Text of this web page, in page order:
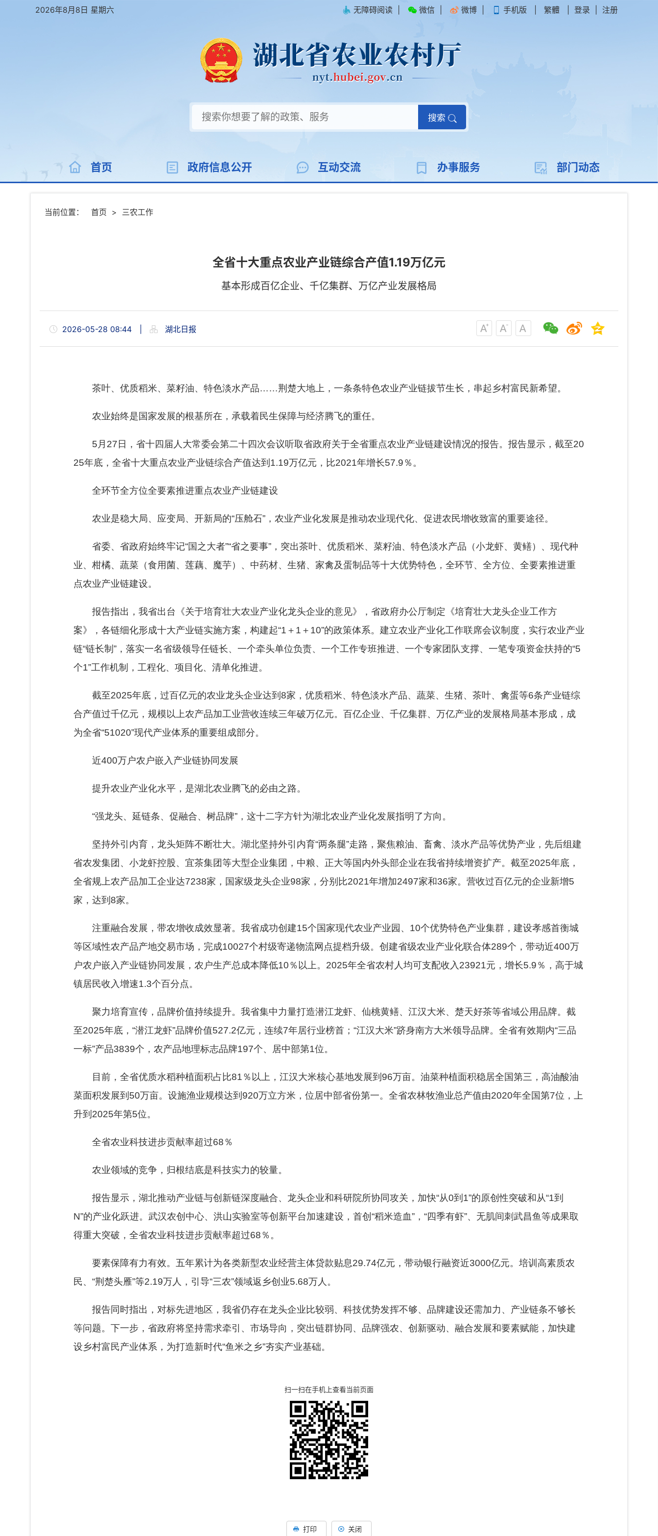
2026年8月8日 星期六 无障碍阅读 微信 微博 手机版 繁體 登录 注册
搜索
首页 政府信息公开 互动交流 办事服务 部门动态
当前位置： 首页 > 三农工作
全省十大重点农业产业链综合产值1.19万亿元
基本形成百亿企业、千亿集群、万亿产业发展格局
2026-05-28 08:44 湖北日报
茶叶、优质稻米、菜籽油、特色淡水产品……荆楚大地上，一条条特色农业产业链拔节生长，串起乡村富民新希望。
农业始终是国家发展的根基所在，承载着民生保障与经济腾飞的重任。
5月27日，省十四届人大常委会第二十四次会议听取省政府关于全省重点农业产业链建设情况的报告。报告显示，截至20
25年底，全省十大重点农业产业链综合产值达到1.19万亿元，比2021年增长57.9％。
全环节全方位全要素推进重点农业产业链建设
农业是稳大局、应变局、开新局的“压舱石”，农业产业化发展是推动农业现代化、促进农民增收致富的重要途径。
省委、省政府始终牢记“国之大者”“省之要事”，突出茶叶、优质稻米、菜籽油、特色淡水产品（小龙虾、黄鳝）、现代种
业、柑橘、蔬菜（食用菌、莲藕、魔芋）、中药材、生猪、家禽及蛋制品等十大优势特色，全环节、全方位、全要素推进重
点农业产业链建设。
报告指出，我省出台《关于培育壮大农业产业化龙头企业的意见》，省政府办公厅制定《培育壮大龙头企业工作方
案》，各链细化形成十大产业链实施方案，构建起“1＋1＋10”的政策体系。建立农业产业化工作联席会议制度，实行农业产业
链“链长制”，落实一名省级领导任链长、一个牵头单位负责、一个工作专班推进、一个专家团队支撑、一笔专项资金扶持的“5
个1”工作机制，工程化、项目化、清单化推进。
截至2025年底，过百亿元的农业龙头企业达到8家，优质稻米、特色淡水产品、蔬菜、生猪、茶叶、禽蛋等6条产业链综
合产值过千亿元，规模以上农产品加工业营收连续三年破万亿元。百亿企业、千亿集群、万亿产业的发展格局基本形成，成
为全省“51020”现代产业体系的重要组成部分。
近400万户农户嵌入产业链协同发展
提升农业产业化水平，是湖北农业腾飞的必由之路。
“强龙头、延链条、促融合、树品牌”，这十二字方针为湖北农业产业化发展指明了方向。
坚持外引内育，龙头矩阵不断壮大。湖北坚持外引内育“两条腿”走路，聚焦粮油、畜禽、淡水产品等优势产业，先后组建
省农发集团、小龙虾控股、宜茶集团等大型企业集团，中粮、正大等国内外头部企业在我省持续增资扩产。截至2025年底，
全省规上农产品加工企业达7238家，国家级龙头企业98家，分别比2021年增加2497家和36家。营收过百亿元的企业新增5
家，达到8家。
注重融合发展，带农增收成效显著。我省成功创建15个国家现代农业产业园、10个优势特色产业集群，建设孝感首衡城
等区域性农产品产地交易市场，完成10027个村级寄递物流网点提档升级。创建省级农业产业化联合体289个，带动近400万
户农户嵌入产业链协同发展，农户生产总成本降低10％以上。2025年全省农村人均可支配收入23921元，增长5.9％，高于城
镇居民收入增速1.3个百分点。
聚力培育宣传，品牌价值持续提升。我省集中力量打造潜江龙虾、仙桃黄鳝、江汉大米、楚天好茶等省域公用品牌。截
至2025年底，“潜江龙虾”品牌价值527.2亿元，连续7年居行业榜首；“江汉大米”跻身南方大米领导品牌。全省有效期内“三品
一标”产品3839个，农产品地理标志品牌197个、居中部第1位。
目前，全省优质水稻种植面积占比81％以上，江汉大米核心基地发展到96万亩。油菜种植面积稳居全国第三，高油酸油
菜面积发展到50万亩。设施渔业规模达到920万立方米，位居中部省份第一。全省农林牧渔业总产值由2020年全国第7位，上
升到2025年第5位。
全省农业科技进步贡献率超过68％
农业领域的竞争，归根结底是科技实力的较量。
报告显示，湖北推动产业链与创新链深度融合、龙头企业和科研院所协同攻关，加快“从0到1”的原创性突破和从“1到
N”的产业化跃进。武汉农创中心、洪山实验室等创新平台加速建设，首创“稻米造血”，“四季有虾”、无肌间刺武昌鱼等成果取
得重大突破，全省农业科技进步贡献率超过68％。
要素保障有力有效。五年累计为各类新型农业经营主体贷款贴息29.74亿元，带动银行融资近3000亿元。培训高素质农
民、“荆楚头雁”等2.19万人，引导“三农”领域返乡创业5.68万人。
报告同时指出，对标先进地区，我省仍存在龙头企业比较弱、科技优势发挥不够、品牌建设还需加力、产业链条不够长
等问题。下一步，省政府将坚持需求牵引、市场导向，突出链群协同、品牌强农、创新驱动、融合发展和要素赋能，加快建
设乡村富民产业体系，为打造新时代“鱼米之乡”夯实产业基础。
扫一扫在手机上查看当前页面
打印 关闭